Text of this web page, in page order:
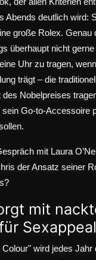
Abends deutlich wird:
große Rolex. Genau
überhaupt nicht
Uhr zu tragen,
trägt – die
Nobelpreises
sein Go-to-Accessoire
mit Laura
der Ansatz seiner
mit
Sexappeal
Colour" wird jedes